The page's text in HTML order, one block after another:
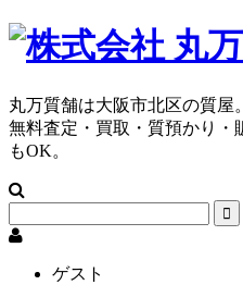
丸万質舗は大阪市北区の質屋
無料査定・買取・質預かり・
もOK。
ゲスト